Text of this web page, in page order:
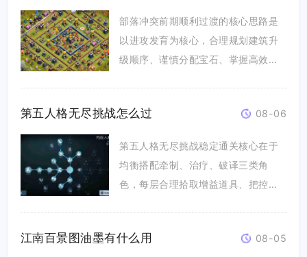
部落冲突前期顺利过渡的核心思路是
以进攻发育为核心，合理规划建筑升
级顺序、谨慎分配宝石、掌握高效打
第五人格无尽挑战怎么过 08-06
第五人格无尽挑战稳定通关核心在于
均衡搭配牵制、治疗、破译三类角
色，每层合理拾取增益道具、把控地
江南百景图油墨有什么用 08-05